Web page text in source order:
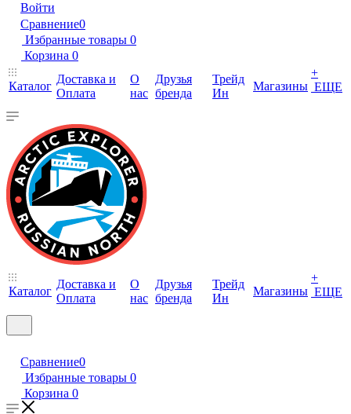
Войти
Сравнение0
Избранные товары 0
Корзина 0
Каталог
Доставка и
Оплата
О
нас
Друзья
бренда
Трейд
Ин
Магазины
+
ЕЩЕ
Каталог
Доставка и
Оплата
О
нас
Друзья
бренда
Трейд
Ин
Магазины
+
ЕЩЕ
Сравнение0
Избранные товары 0
Корзина 0